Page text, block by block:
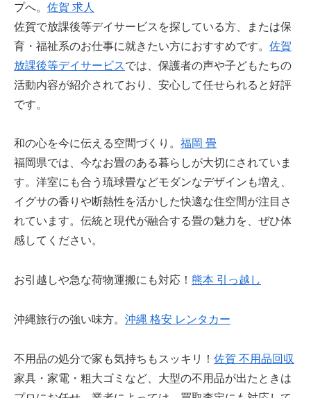
プへ。 佐賀 求人
佐賀で放課後等デイサービスを探している方、または保
育・福祉系のお仕事に就きたい方におすすめです。 佐賀
放課後等デイサービスでは、保護者の声や子どもたちの
活動内容が紹介されており、安心して任せられると好評
です。
和の心を今に伝える空間づくり。 福岡 畳
福岡県では、今なお畳のある暮らしが大切にされていま
す。洋室にも合う琉球畳などモダンなデザインも増え、
イグサの香りや断熱性を活かした快適な住空間が注目さ
れています。伝統と現代が融合する畳の魅力を、ぜひ体
感してください。
お引越しや急な荷物運搬にも対応！ 熊本 引っ越し
沖縄旅行の強い味方。 沖縄 格安 レンタカー
不用品の処分で家も気持ちもスッキリ！ 佐賀 不用品回収
家具・家電・粗大ゴミなど、大型の不用品が出たときは